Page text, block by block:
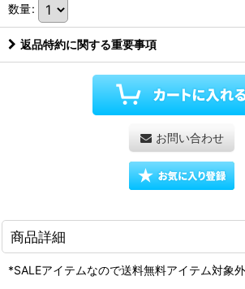
数量:
返品特約に関する重要事項
お問い合わせ
商品詳細
*SALEアイテムなので送料無料アイテム対象外